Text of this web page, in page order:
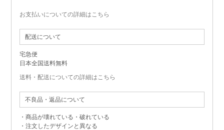
お支払いについての詳細はこちら
配送について
宅急便
日本全国送料無料
送料・配送についての詳細はこちら
不良品・返品について
・商品が壊れている・破れている
・注文したデザインと異なる